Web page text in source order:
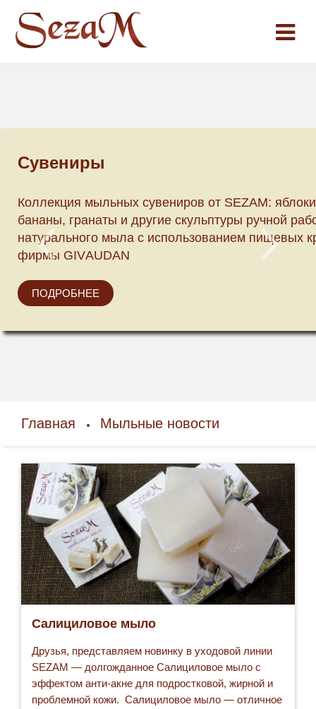
SEZAM.
бесценных
Сувениры
Коллекция мыльных сувениров от SEZAM:
бананы, гранаты и другие скульптуры ручной
натурального мыла с использованием пищевых
фирмы GIVАUDAN
ПОДРОБНЕЕ
Главная Мыльные новости
Салициловое мыло
Друзья, представляем новинку в уходовой линии
SEZAM — долгожданное Салициловое мыло с
эффектом анти-акне для подростковой, жирной и
проблемной кожи. Салициловое мыло — отличное